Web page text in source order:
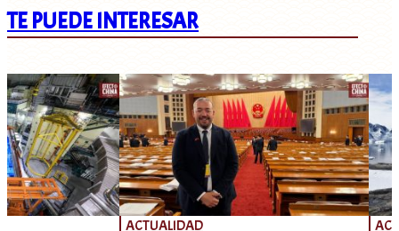
TE PUEDE INTERESAR
ACTUALIDAD